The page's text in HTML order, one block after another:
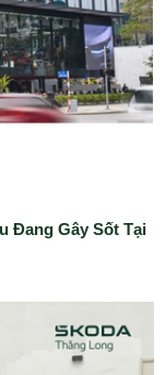
Đang Gây Sốt Tại